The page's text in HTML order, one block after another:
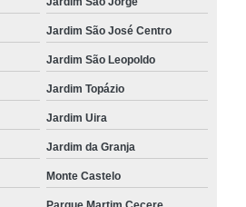
Jardim São José Centro
Jardim São Leopoldo
Jardim Topázio
Jardim Uira
Jardim da Granja
Monte Castelo